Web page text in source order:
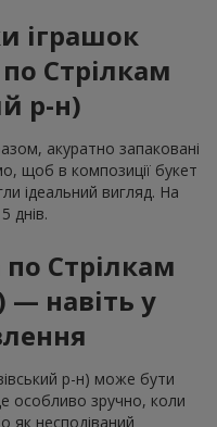
іграшок
Стрілкам
р-н)
акуратно запаковані
щоб в композиції букет
ідеальний вигляд. На
днів.
Стрілкам
— навіть у
р-н) може бути
особливо зручно, коли
як несподіваний